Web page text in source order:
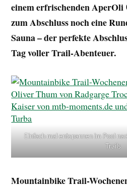
einem erfrischenden
zum Abschluss noch eine
Sauna – der perfekte
Tag voller Trail-Abenteuer.
Einfach mal entspannen im Pool
Trails
MountainbikeTrail-